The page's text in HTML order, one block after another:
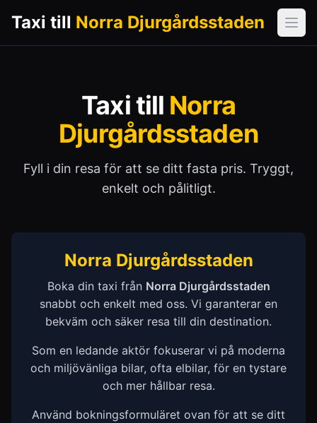
Taxi till Norra Djurgårdsstaden
Taxi till Norra
Djurgårdsstaden
Fyll i din resa för att se ditt fasta pris. Tryggt,
enkelt och pålitligt.
Norra Djurgårdsstaden
Boka din taxi från Norra Djurgårdsstaden
snabbt och enkelt med oss. Vi garanterar en
bekväm och säker resa till din destination.
Som en ledande aktör fokuserar vi på moderna
och miljövänliga bilar, ofta elbilar, för en tystare
och mer hållbar resa.
Använd bokningsformuläret ovan för att se ditt